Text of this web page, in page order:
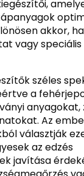
akkor,
vagy speciális
széles
a
Az
választják
az edzés
javítása